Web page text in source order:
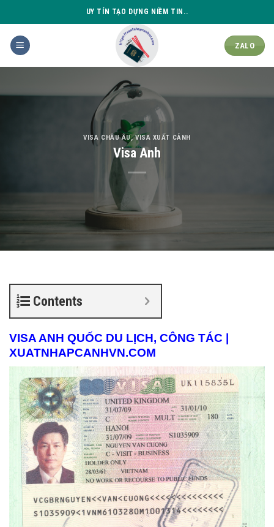
to
content
UY TÍN TẠO DỰNG NIỀM TIN..
ZALO
VISA CHÂU ÂU,VISA XUẤT CẢNH
Visa Anh
Contents
VISA ANH QUỐC DU LỊCH, CÔNG TÁC |
XUATNHAPCANHVN.COM